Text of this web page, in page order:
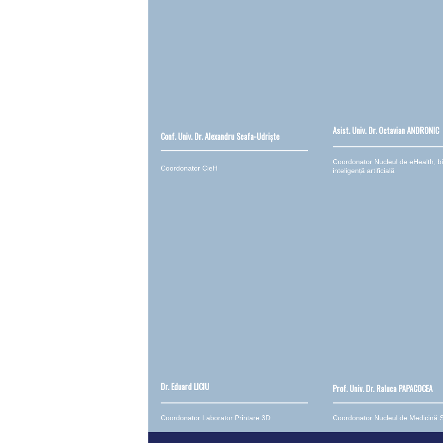
Conf. Univ. Dr. Alexandru Scafa-Udriște
Coordonator CieH
Asist. Univ. Dr. Octavian ANDRONIC
Coordonator Nucleul de eHealth,
inteligență artificială
Dr. Eduard LICIU
Coordonator Laborator Printare 3D
Prof. Univ. Dr. Raluca PAPACOCEA
Coordonator Nucleul de Medicină